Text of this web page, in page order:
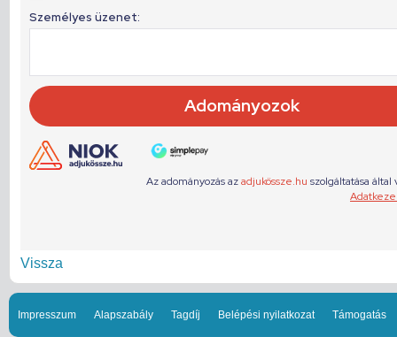
Vissza
Impresszum Alapszabály Tagdíj Belépési nyilatkozat Támogatás